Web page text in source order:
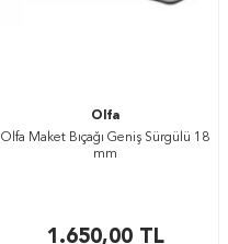
Olfa
Olfa Maket Bıçağı Geniş Sürgülü 18
mm
1.650,00TL